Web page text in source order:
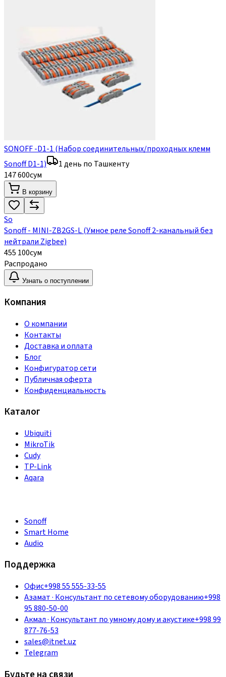
SONOFF -D1-1 (Набор соединительных/проходных клемм
Sonoff D1-1)
1 день по Ташкенту
147 600сум
В корзину
So
Sonoff - MINI-ZB2GS-L (Умное реле Sonoff 2-канальный без
нейтрали Zigbee)
455 100сум
Распродано
Узнать о поступлении
Компания
О компании
Контакты
Доставка и оплата
Блог
Конфигуратор сети
Публичная оферта
Конфиденциальность
Каталог
Ubiquiti
MikroTik
Cudy
TP-Link
Aqara
Sonoff
Smart Home
Audio
Поддержка
Офис+998 55 555-33-55
Азамат· Консультант по сетевому оборудованию+998
95 880-50-00
Акмал· Консультант по умному дому и акустике+998 99
877-76-53
sales@itnet.uz
Telegram
Будьте на связи